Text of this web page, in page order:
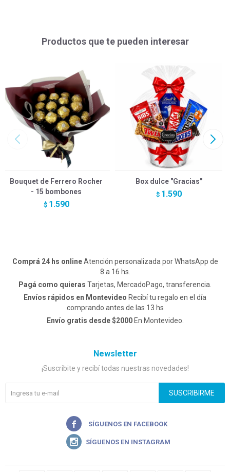
Productos que te pueden interesar
Bouquet de Ferrero Rocher
- 15 bombones
$ 1.590
Box dulce "Gracias"
$ 1.590
Comprá 24 hs onlineAtención personalizada por WhatsApp de
8 a 16 hs.
Pagá como quieras Tarjetas, MercadoPago, transferencia.
Envíos rápidos en Montevideo Recibí tu regalo en el día
comprando antes de las 13 hs
Envío gratis desde $2000En Montevideo.
Newsletter
¡Suscribite y recibí todas nuestras novedades!
SUSCRIBIRME

